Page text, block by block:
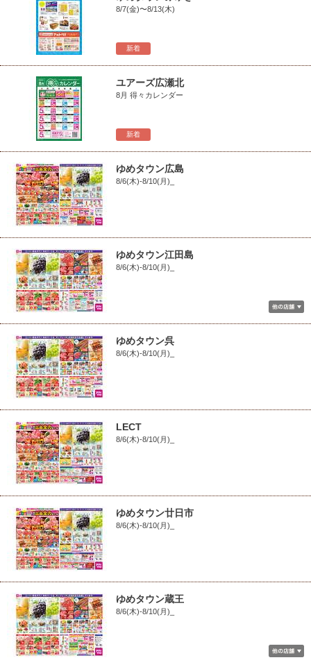
新着
8/7(金)〜8/13(木)
新着
ユアーズ広瀬北
8月 得々カレンダー
ゆめタウン広島
8/6(木)-8/10(月)_
ゆめタウン江田島
8/6(木)-8/10(月)_
ゆめタウン呉
8/6(木)-8/10(月)_
LECT
8/6(木)-8/10(月)_
ゆめタウン廿日市
8/6(木)-8/10(月)_
ゆめタウン蔵王
8/6(木)-8/10(月)_